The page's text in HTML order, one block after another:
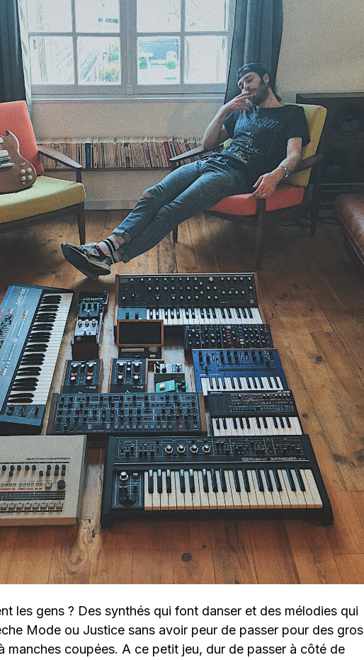
les gens ? Des synthés qui font danser et des mélodies qui
Mode ou Justice sans avoir peur de passer pour des gros
manches coupées. A ce petit jeu, dur de passer à côté de